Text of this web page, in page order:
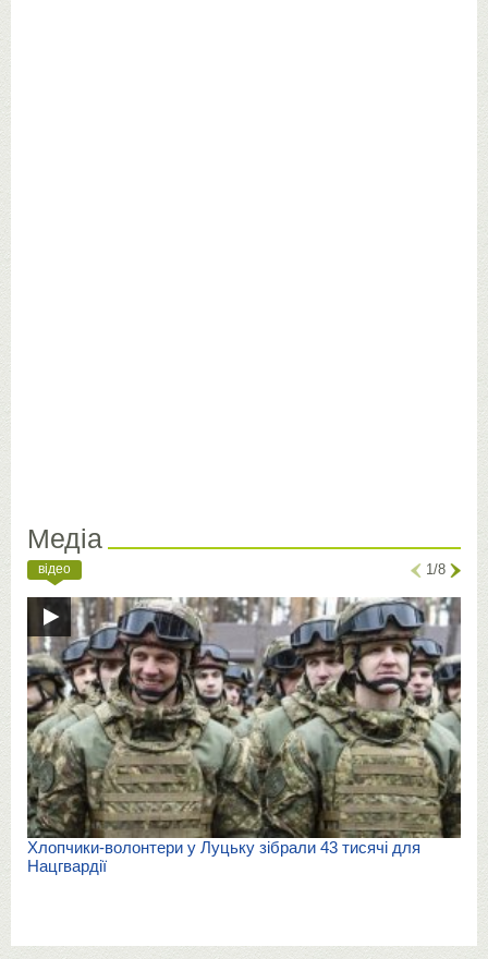
Медіа
відео 1/8
Хлопчики-волонтери у Луцьку зібрали 43 тисячі для
Нацгвардії